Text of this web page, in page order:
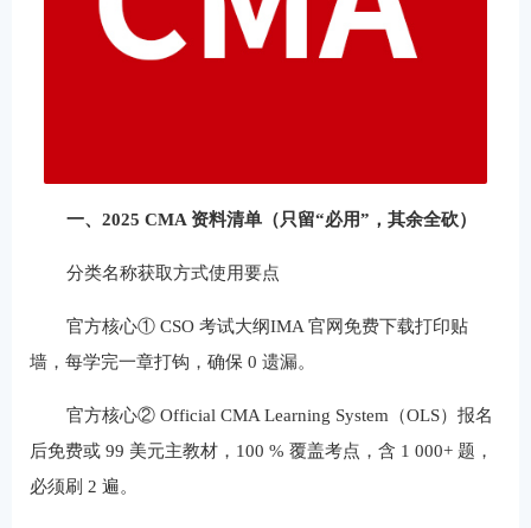
一、2025 CMA 资料清单（只留“必用”，其余全砍）
分类名称获取方式使用要点
官方核心① CSO 考试大纲IMA 官网免费下载打印贴
墙，每学完一章打钩，确保 0 遗漏。
官方核心② Official CMA Learning System（OLS）报名
后免费或 99 美元主教材，100 % 覆盖考点，含 1 000+ 题，
必须刷 2 遍。